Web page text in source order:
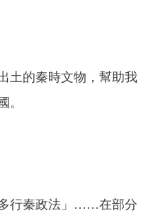
的秦時文物，幫助我
。
行秦政法」……在部分